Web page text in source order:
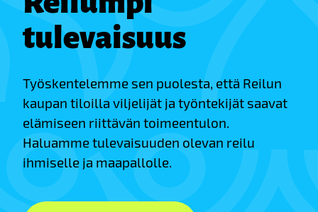
tulevaisuus
Työskentelemme sen puolesta, että Reilun
kaupan tiloilla viljelijät ja työntekijät saavat
elämiseen riittävän toimeentulon.
Haluamme tulevaisuuden olevan reilu
ihmiselle ja maapallolle.